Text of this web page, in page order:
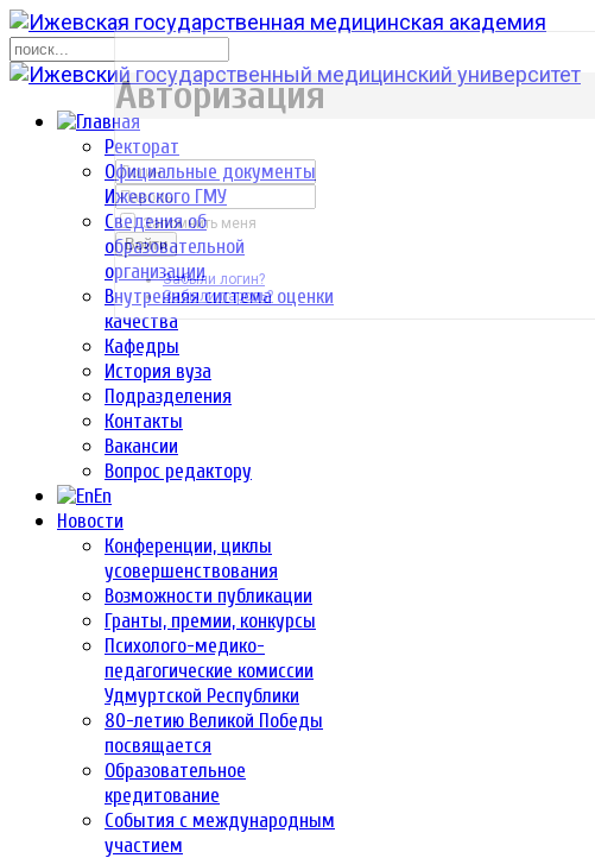
Ректорат
Официальные документы
Ижевского ГМУ
Сведения об
образовательной
организации
Внутренняя система оценки
качества
Кафедры
История вуза
Подразделения
Контакты
Вакансии
Вопрос редактору
En
Новости
Конференции, циклы
усовершенствования
Возможности публикации
Гранты, премии, конкурсы
Психолого-медико-
педагогические комиссии
Удмуртской Республики
80-летию Великой Победы
посвящается
Образовательное
кредитование
События с международным
участием
р
Авторизация
Запомнить меня
Войти
Забыли логин?
Забыли пароль?